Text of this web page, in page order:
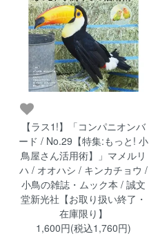
【ラス1!】「コンパニオンバ
ード / No.29【特集:もっと! 小
鳥屋さん活用術】」マメルリ
ハ / オオハシ / キンカチョウ /
小鳥の雑誌・ムック本 / 誠文
堂新光社【お取り扱い終了・
在庫限り】
1,600円(税込1,760円)